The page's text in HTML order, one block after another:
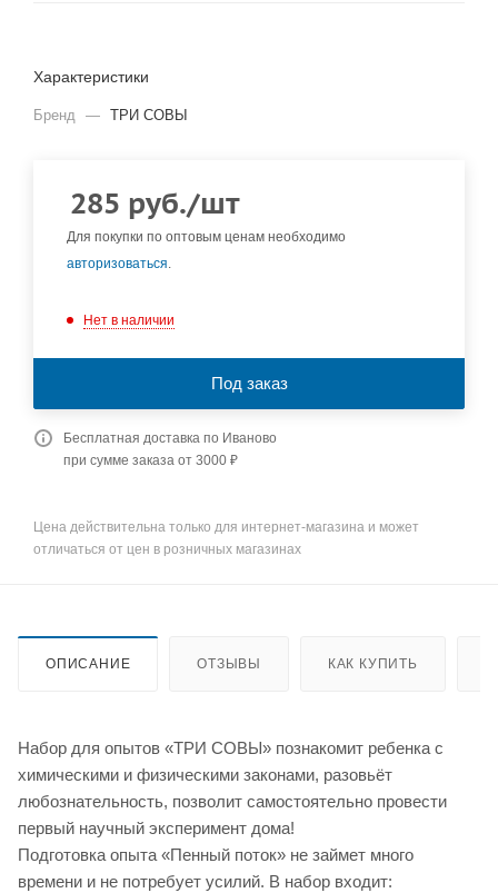
Характеристики
Бренд — ТРИ СОВЫ
285 руб./шт
Для покупки по оптовым ценам необходимо
авторизоваться.
Нет в наличии
Под заказ
Бесплатная доставка по Иваново
при сумме заказа от 3000 ₽
Цена действительна только для интернет-магазина и может
отличаться от цен в розничных магазинах
ОПИСАНИЕ ОТЗЫВЫ КАК КУПИТЬ
Набор для опытов «ТРИ СОВЫ» познакомит ребенка с
химическими и физическими законами, разовьёт
любознательность, позволит самостоятельно провести
первый научный эксперимент дома!
Подготовка опыта «Пенный поток» не займет много
времени и не потребует усилий. В набор входит: